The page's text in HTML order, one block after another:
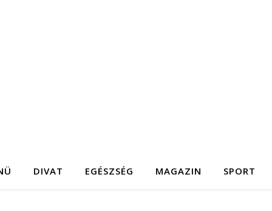
DIVAT EGÉSZSÉG MAGAZIN SPORT